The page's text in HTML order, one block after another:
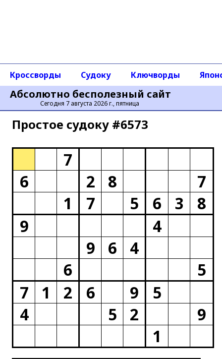
Абсолютно бесполезный сайт
Сегодня 7 августа 2026 г., пятница
Кроссворды Судоку Ключворды
Простое cудоку #6573
7
6
2 8
7
1
7 5 6 3
8
9
4
9
6
4
6
5
7
1 2 6 9
5
4
5 2
9
1